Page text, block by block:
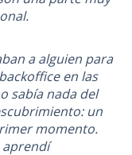
a alguien para
en las
sabía nada del
un
momento.
aprendí